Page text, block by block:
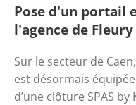
Pose d'un portail
l'agence de
Sur le secteur de
est désormais
d’une clôture SPAS by